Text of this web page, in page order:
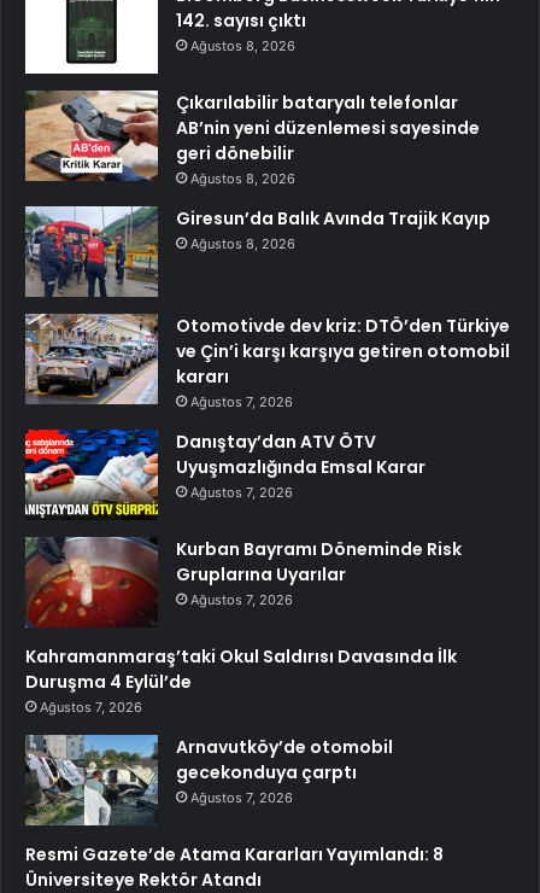
142. sayısı çıktı
Ağustos 8, 2026
Çıkarılabilir bataryalı telefonlar
AB’nin yeni düzenlemesi sayesinde
geri dönebilir
Ağustos 8, 2026
Giresun’da Balık Avında Trajik Kayıp
Ağustos 8, 2026
Otomotivde dev kriz: DTÖ’den Türkiye
ve Çin’i karşı karşıya getiren otomobil
kararı
Ağustos 7, 2026
Danıştay’dan ATV ÖTV
Uyuşmazlığında Emsal Karar
Ağustos 7, 2026
Kurban Bayramı Döneminde Risk
Gruplarına Uyarılar
Ağustos 7, 2026
Kahramanmaraş’taki Okul Saldırısı Davasında İlk
Duruşma 4 Eylül’de
Ağustos 7, 2026
Arnavutköy’de otomobil
gecekonduya çarptı
Ağustos 7, 2026
Resmi Gazete’de Atama Kararları Yayımlandı: 8
Üniversiteye Rektör Atandı